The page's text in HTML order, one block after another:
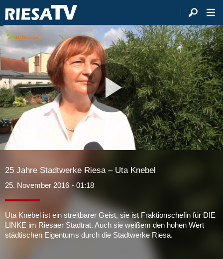
Video
25 Jahre Stadtwerke Riesa – Uta Knebel
25. November 2016 - 01:18
Uta Knebel ist ein streitbarer Geist, sie ist Fraktionschefin für DIE
LINKE im Riesaer Stadtrat. Auch sie weißem den hohen Wert
städtischen Eigentums durch die Stadtwerke Riesa.